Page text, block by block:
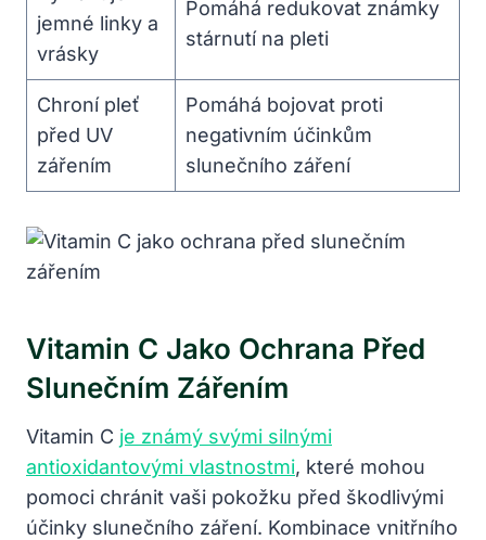
jemné linky a⁤
vrásky
Pomáhá ⁢redukovat známky
stárnutí na pleti
Chroní pleť
před UV
zářením
Pomáhá bojovat proti
negativním ‍účinkům
slunečního záření
Vitamin C Jako Ochrana Před
Slunečním Zářením
Vitamin ​C⁢ je známý svými silnými
antioxidantovými vlastnostmi, které mohou‌
pomoci​ chránit vaši pokožku před škodlivými
účinky slunečního záření. Kombinace vnitřního